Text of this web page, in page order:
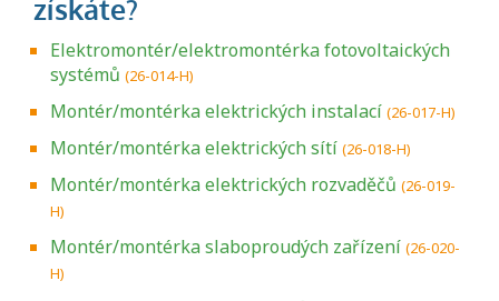
Elektromontér/elektromontérka fotovoltaických
systémů (26-014-H)
Montér/montérka elektrických instalací (26-017-H)
Montér/montérka elektrických sítí (26-018-H)
Montér/montérka elektrických rozvaděčů (26-019-
H)
Montér/montérka slaboproudých zařízení (26-020-
H)